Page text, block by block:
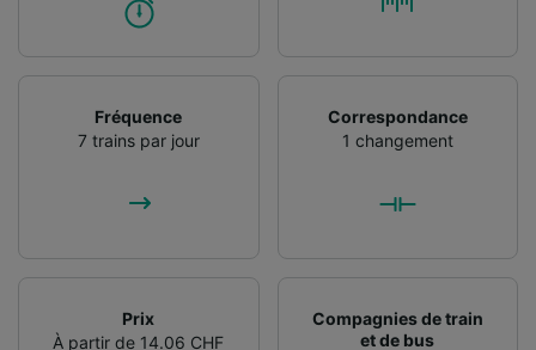
Fréquence
7 trains par jour
Correspondance
1 changement
Prix
À partir de 14.06 CHF
Compagnies de train
et de bus